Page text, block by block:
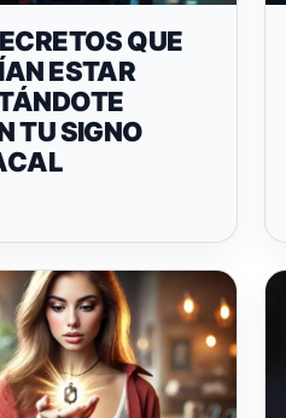
QUE
ESTAR
TU SIGNO